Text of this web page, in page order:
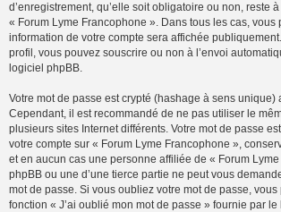
d’enregistrement, qu’elle soit obligatoire ou non, reste
« Forum Lyme Francophone ». Dans tous les cas, vous
information de votre compte sera affichée
profil, vous pouvez souscrire ou non à l’envoi
logiciel phpBB.
Votre mot de passe est crypté (hashage à sens unique)
Cependant, il est recommandé de ne pas utiliser le
plusieurs sites Internet différents. Votre mot de passe
votre compte sur « Forum Lyme Francophone »,
et en aucun cas une personne affiliée de « Forum
phpBB ou une d’une tierce partie ne peut vous
mot de passe. Si vous oubliez votre mot de passe,
fonction « J’ai oublié mon mot de passe » fournie par